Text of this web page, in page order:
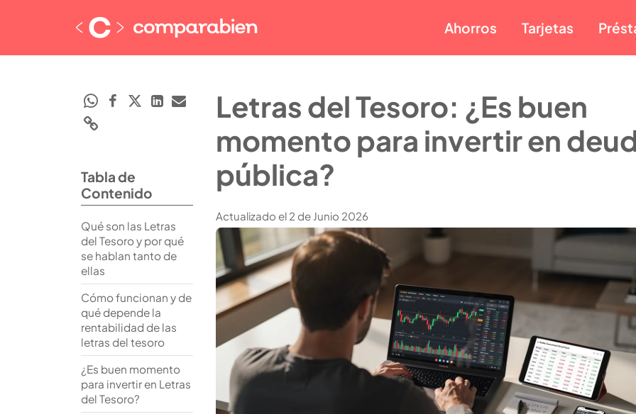
Ahorros Tarjetas
Letras del Tesoro: ¿Es buen
momento para invertir en
pública?
Actualizado el 2 de Junio 2026
Tabla de
Contenido
Qué son las Letras
del Tesoro y por qué
se hablan tanto de
ellas
Cómo funcionan y de
qué depende la
rentabilidad de las
letras del tesoro
¿Es buen momento
para invertir en Letras
del Tesoro?